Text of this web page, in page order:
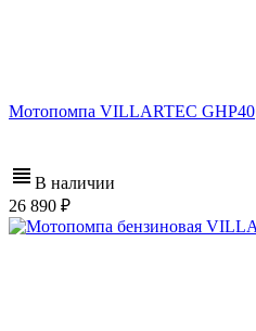
Мотопомпа VILLARTEC GHP40
В наличии
26 890